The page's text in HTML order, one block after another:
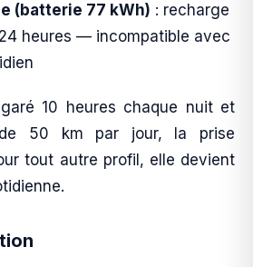
(batterie 77 kWh) : recharge
heures — incompatible avec
10 heures chaque nuit et
de 50 km par jour, la prise
tout autre profil, elle devient